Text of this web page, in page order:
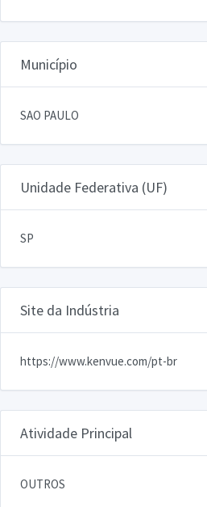
Município
SAO PAULO
Unidade Federativa (UF)
SP
Site da Indústria
https://www.kenvue.com/pt-br
Atividade Principal
OUTROS